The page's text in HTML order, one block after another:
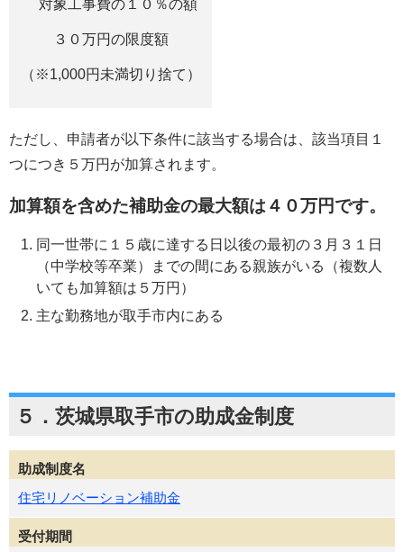
対象工事費の１０％の額
３０万円の限度額
（※1,000円未満切り捨て）
ただし、申請者が以下条件に該当する場合は、該当項目１
つにつき５万円が加算されます。
加算額を含めた補助金の最大額は４０万円です。
同一世帯に１５歳に達する日以後の最初の３月３１日
（中学校等卒業）までの間にある親族がいる（複数人
いても加算額は５万円）
主な勤務地が取手市内にある
５．茨城県取手市の助成金制度
助成制度名
住宅リノベーション補助金
受付期間